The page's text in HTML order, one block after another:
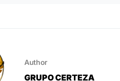
Author
GRUPO CERTEZA